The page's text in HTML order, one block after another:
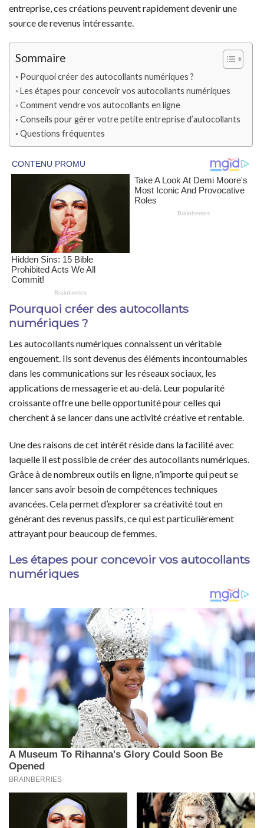
entreprise, ces créations peuvent rapidement devenir une
source de revenus intéressante.
Sommaire
Pourquoi créer des autocollants numériques ?
Les étapes pour concevoir vos autocollants numériques
Comment vendre vos autocollants en ligne
Conseils pour gérer votre petite entreprise d’autocollants
Questions fréquentes
Pourquoi créer des autocollants
numériques ?
Les autocollants numériques connaissent un véritable
engouement. Ils sont devenus des éléments incontournables
dans les communications sur les réseaux sociaux, les
applications de messagerie et au-delà. Leur popularité
croissante offre une belle opportunité pour celles qui
cherchent à se lancer dans une activité créative et rentable.
Une des raisons de cet intérêt réside dans la facilité avec
laquelle il est possible de créer des autocollants numériques.
Grâce à de nombreux outils en ligne, n’importe qui peut se
lancer sans avoir besoin de compétences techniques
avancées. Cela permet d’explorer sa créativité tout en
générant des revenus passifs, ce qui est particulièrement
attrayant pour beaucoup de femmes.
Les étapes pour concevoir vos autocollants
numériques